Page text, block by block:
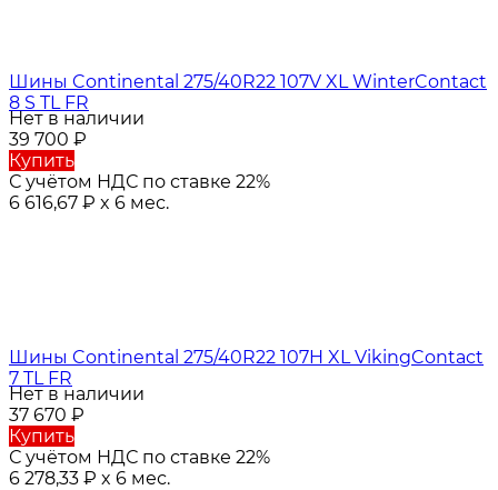
Шины Continental 275/40R22 107V XL WinterContact
8 S TL FR
Нет в наличии
39 700 ₽
Купить
С учётом НДС по ставке 22%
6 616,67 ₽ x 6 мес.
Шины Continental 275/40R22 107H XL VikingContact
7 TL FR
Нет в наличии
37 670 ₽
Купить
С учётом НДС по ставке 22%
6 278,33 ₽ x 6 мес.